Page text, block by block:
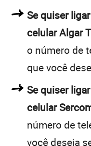
Se quiser
celular Algar
o número de
que você
Se quiser
celular
número de
você deseja